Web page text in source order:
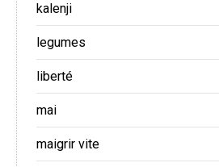
kalenji
legumes
liberté
mai
maigrir vite